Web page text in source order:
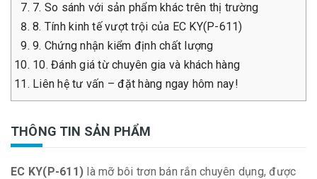
7. So sánh với sản phẩm khác trên thị trường
8. Tính kinh tế vượt trội của EC KY(P-611)
9. Chứng nhận kiểm định chất lượng
10. Đánh giá từ chuyên gia và khách hàng
Liên hệ tư vấn – đặt hàng ngay hôm nay!
THÔNG TIN SẢN PHẨM
EC KY(P-611) là mỡ bôi trơn bán rắn chuyên dụng, được